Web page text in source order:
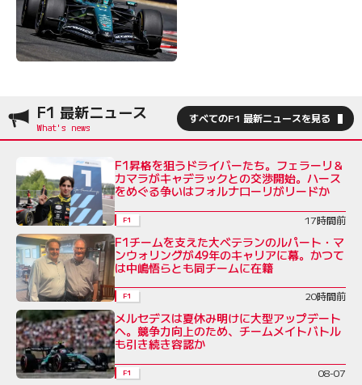
F1 最新ニュース すべてのF1 最新ニュースを見る
F1昇格を狙うドライバーたち。フェラーリ＆
カマラがキャデラックとの交渉開始。ハース
をめぐる争いはフォルナローリがリードか
F1 17時間前
F1チームを支えた大ベテランのルパート・マ
ンウォリングが49年のキャリアに幕。かつて
は中嶋悟らとも同チームに在籍
F1 20時間前
メルセデスは夏休み明けに大型アップデート
へ。競争力向上のため、チームメイトバトル
も引き続き容認か
F1
08-07